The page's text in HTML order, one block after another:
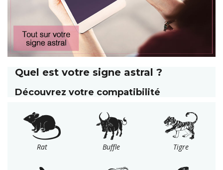
Quel est votre signe astral ?
Découvrez votre compatibilité
Rat Buffle Tigre